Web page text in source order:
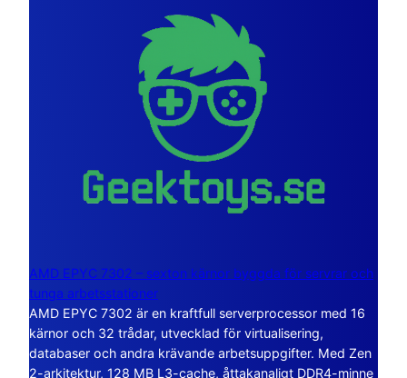
AMD EPYC 7302 – sexton kärnor byggda för servrar och
tunga arbetsstationer
AMD EPYC 7302 är en kraftfull serverprocessor med 16
kärnor och 32 trådar, utvecklad för virtualisering,
databaser och andra krävande arbetsuppgifter. Med Zen
2-arkitektur, 128 MB L3-cache, åttakanaligt DDR4-minne